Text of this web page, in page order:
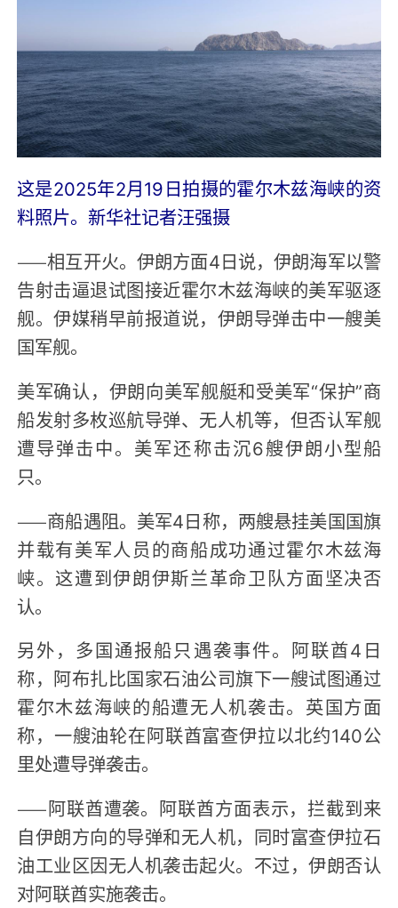
这是2025年2月19日拍摄的霍尔木兹海峡的资
料照片。新华社记者汪强摄
——相互开火。伊朗方面4日说，伊朗海军以警
告射击逼退试图接近霍尔木兹海峡的美军驱逐
舰。伊媒稍早前报道说，伊朗导弹击中一艘美
国军舰。
美军确认，伊朗向美军舰艇和受美军“保护”商
船发射多枚巡航导弹、无人机等，但否认军舰
遭导弹击中。美军还称击沉6艘伊朗小型船
只。
——商船遇阻。美军4日称，两艘悬挂美国国旗
并载有美军人员的商船成功通过霍尔木兹海
峡。这遭到伊朗伊斯兰革命卫队方面坚决否
认。
另外，多国通报船只遇袭事件。阿联酋4日
称，阿布扎比国家石油公司旗下一艘试图通过
霍尔木兹海峡的船遭无人机袭击。英国方面
称，一艘油轮在阿联酋富查伊拉以北约140公
里处遭导弹袭击。
——阿联酋遭袭。阿联酋方面表示，拦截到来
自伊朗方向的导弹和无人机，同时富查伊拉石
油工业区因无人机袭击起火。不过，伊朗否认
对阿联酋实施袭击。